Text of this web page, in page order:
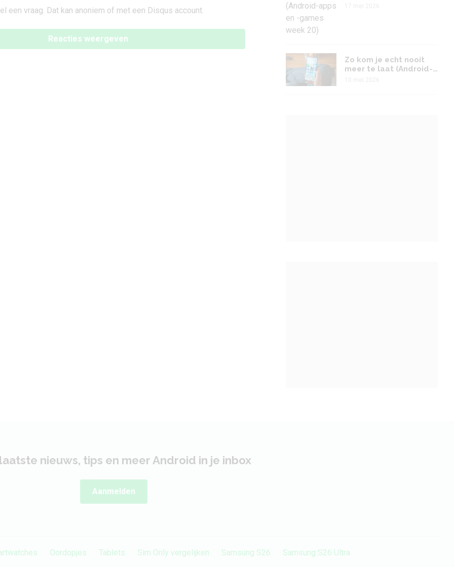
een vraag. Dat kan anoniem of met een Disqus account.
Reacties weergeven
Zo kom je echt nooit
meer te laat (Android-
nieuws, tips en meer Android in je inbox
Aanmelden
Oordopjes Tablets Sim Only vergelijken Samsung S26 Samsung S26 Ultra